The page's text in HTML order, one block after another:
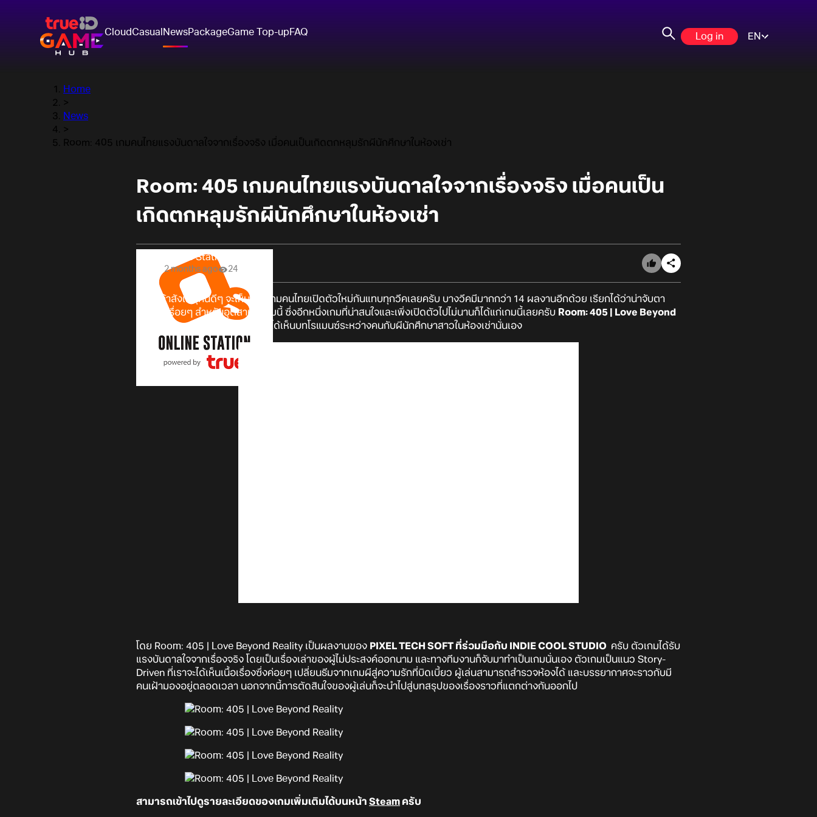
CloudCasual NewsPackageGame Top-upFAQ Log in EN
Home
>
News
>
Room: 405 เกมคนไทยแรงบันดาลใจจากเรื่องจริง เมื่อคนเป็นเกิดตกหลุมรักผีนักศึกษาในห้องเช่า
Room: 405 เกมคนไทยแรงบันดาลใจจากเรื่องจริง เมื่อคนเป็น
เกิดตกหลุมรักผีนักศึกษาในห้องเช่า
Online Station
2 months ago 24
ช่วงนี้ถ้าสังเกตุกันดีๆ จะเห็นว่ามีเกมคนไทยเปิดตัวใหม่กันแทบทุกวีคเลยครับ บางวีคมีมากกว่า 14 ผลงานอีกด้วย เรียกได้ว่าน่าจับตา
มองขึ้นเรื่อยๆ สำหรับอุตสาหกรรมนี้ ซึ่งอีกหนึ่งเกมที่น่าสนใจและเพิ่งเปิดตัวไปไม่นานก็ได้แก่เกมนี้เลยครับ Room: 405 | Love Beyond
เกมแนวเนื้อเรื่องที่คุณจะได้เห็นบทโรแมนซ์ระหว่างคนกับผีนักศึกษาสาวในห้องเช่านั่นเอง
โดย Room: 405 | Love Beyond Reality เป็นผลงานของ PIXEL TECH SOFT ที่ร่วมมือกับ INDIE COOL STUDIO ครับ ตัวเกมได้รับ
แรงบันดาลใจจากเรื่องจริง โดยเป็นเรื่องเล่าของผู้ไม่ประสงค์ออกนาม และทางทีมงานก็จับมาทำเป็นเกมนั่นเอง ตัวเกมเป็นแนว Story-
Driven ที่เราจะได้เห็นเนื้อเรื่องซึ่งค่อยๆ เปลี่ยนธีมจากเกมผีสู่ความรักที่บิดเบี้ยว ผู้เล่นสามารถสำรวจห้องได้ และบรรยากาศจะราวกับมี
คนเฝ้ามองอยู่ตลอดเวลา นอกจากนี้การตัดสินใจของผู้เล่นก็จะนำไปสู่บทสรุปของเรื่องราวที่แตกต่างกันออกไป
สามารถเข้าไปดูรายละเอียดของเกมเพิ่มเติมได้บนหน้า Steam ครับ